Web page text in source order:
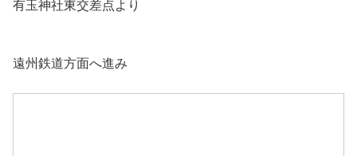
有玉神社東交差点より
遠州鉄道方面へ進み